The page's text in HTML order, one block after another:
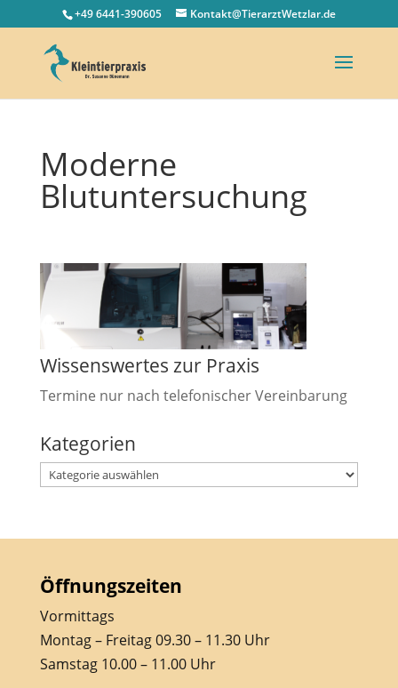
+49 6441-390605 Kontakt@TierarztWetzlar.de
Moderne
Blutuntersuchung
Wissenswertes zur Praxis
Termine nur nach telefonischer Vereinbarung
Kategorien
Kategorien
Öffnungszeiten
Vormittags
Montag – Freitag 09.30 – 11.30 Uhr
Samstag 10.00 – 11.00 Uhr